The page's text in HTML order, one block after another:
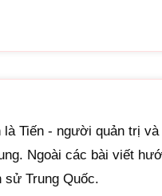
là Tiến - người quản trị
Ngoài các bài viết
sử Trung Quốc.